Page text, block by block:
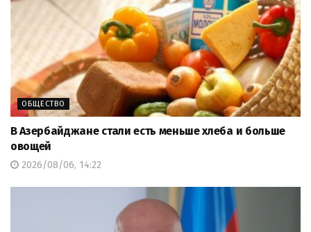
ОБЩЕСТВО
В Азербайджане стали есть меньше хлеба и больше
овощей
2026/08/06, 14:22